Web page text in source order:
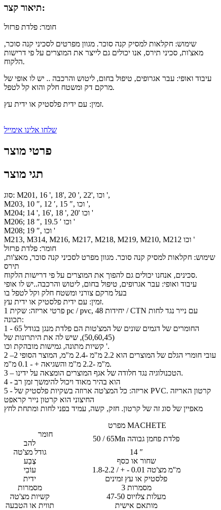
תיאור קצר:
חומר: פלדת פרזול
שימוש: חקלאות למסיק קנה סוכר. מגוון מפרטים לסכיני קנה סוכר,
מאצ'ות, סכיני תירס, אנו יכולים גם לייצר את המוצרים על פי דרישות
הלקוח.
עיבוד ואופי: עבר אגרופים, טיפול בחום, ליטוש והרכבה .. יש לו אופי של
מרקם דק ומשטח חלק והוא קל לטפל.
זמין: עם ידית פלסטיק או ידית עץ.
שלחו אלינו אימייל
פרטי מוצר
תגי מוצר
סוג: M201, 16 ', 18', 20 ', 22', וכו ',
M203, 10 ″, 12 ′, 15 ″, וכו ',
M204; 14 ', 16', 18 ', 20' וכו '
M206; 18 ″, 19.5 ′ וכו '
M208; 19 ″, וכו '
M213, M314, M216, M217, M218, M219, M210, M212 וכו '
חומר: פלדת פרזול
שימוש: חקלאות למסיק קנה סוכר. מגוון מפרט לסכיני קנה סוכר, מאצ'ות,
תירס
סכינים, אנחנו יכולים גם להפוך את המוצרים על פי דרישות הלקוח.
עיבוד ואופי: עבר אגרופים, טיפול בחום, ליטוש והרכבה..יש לו אופי
בעל מרקם צורני ומשטח חלק וקל לטפל בו
זמין: עם ידית פלסטיק או ידית עץ.
פרטי אריזה: שקית 1 pc / pvc, 48 יחידות / CTN עם נייר נגד לחות
תכונה:
1 - החומרים של דגמים שונים של המצ'טות הם פלדת מנגן בגודל 65
(50,60,45), שיש לה את היתרונות של
קשיות מתונה, גמישות מובהקת וכו '.
2 –עובי חומרי הגלם של המוצרים הוא 2.2 מ"מ -2.4 מ"מ, המוצר הסופי 2
מ"מ -2.2 מ"מ והשגיאה + - 0.1 מ"מ.
3 – הטכנולוגיה נגד חלודה של אגף המוצרים הומצאה על ידינו.
4 - הוא בהיר מאוד ויכול להימשך זמן רב
5 - אריזה: כל המצ'טה ארוזה בשקיות פלסטיק של PVC. קרטון האריזה
החיצוני הוא קרטון נייר קראפט
מאפיין של סוג זה של קרטון. חזק, קשה, עמיד בפני לחות ומתחת לחץ
מפרט MACHETE
להב
50 / 65Mn פלדת פחמן גבוהה
גודל מצ'טה
14 ″
צֶבַע
שחור או כסף
עוֹבִי
1.8-2.2 / + - 0.01 מ"מ מצ'טה
ידית
פלסטיק או עץ זמינים
מסמרות
3 מסמרות
קשיות מצ'טה
47-50 מעלות צלזיוס
תווית או הטבעה
מותאם אישית